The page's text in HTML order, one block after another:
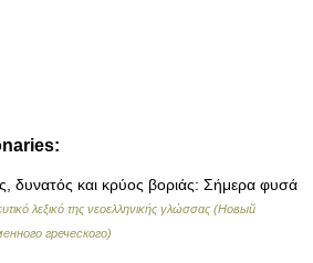
δυνατός και κρύος βοριάς: Σήμερα φυσά
λεξικό της νεοελληνικής γλώσσας (Новый
греческого)